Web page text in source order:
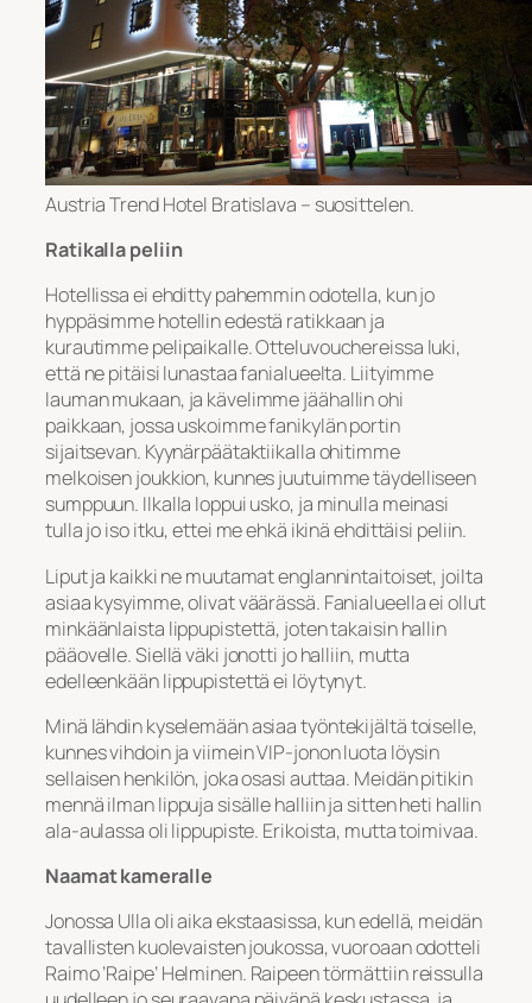
Austria Trend Hotel Bratislava – suosittelen.
Ratikalla peliin
Hotellissa ei ehditty pahemmin odotella, kun jo
hyppäsimme hotellin edestä ratikkaan ja
kurautimme pelipaikalle. Otteluvouchereissa luki,
että ne pitäisi lunastaa fanialueelta. Liityimme
lauman mukaan, ja kävelimme jäähallin ohi
paikkaan, jossa uskoimme fanikylän portin
sijaitsevan. Kyynärpäätaktiikalla ohitimme
melkoisen joukkion, kunnes juutuimme täydelliseen
sumppuun. Ilkalla loppui usko, ja minulla meinasi
tulla jo iso itku, ettei me ehkä ikinä ehdittäisi peliin.
Liput ja kaikki ne muutamat englannintaitoiset, joilta
asiaa kysyimme, olivat väärässä. Fanialueella ei ollut
minkäänlaista lippupistettä, joten takaisin hallin
pääovelle. Siellä väki jonotti jo halliin, mutta
edelleenkään lippupistettä ei löytynyt.
Minä lähdin kyselemään asiaa työntekijältä toiselle,
kunnes vihdoin ja viimein VIP-jonon luota löysin
sellaisen henkilön, joka osasi auttaa. Meidän pitikin
mennä ilman lippuja sisälle halliin ja sitten heti hallin
ala-aulassa oli lippupiste. Erikoista, mutta toimivaa.
Naamat kameralle
Jonossa Ulla oli aika ekstaasissa, kun edellä, meidän
tavallisten kuolevaisten joukossa, vuoroaan odotteli
Raimo ’Raipe’ Helminen. Raipeen törmättiin reissulla